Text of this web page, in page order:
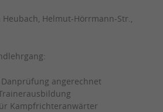
Helmut-Hörrmann-Str.,
angerechnet
Kampfrichteranwärter